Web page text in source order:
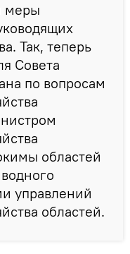
меры
Так, теперь
Совета
по вопросам
областей
управлений
областей.